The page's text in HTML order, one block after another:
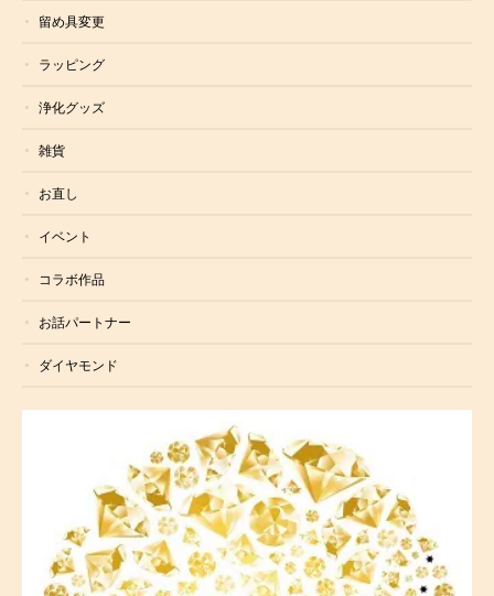
留め具変更
ラッピング
浄化グッズ
雑貨
お直し
イベント
コラボ作品
お話パートナー
ダイヤモンド